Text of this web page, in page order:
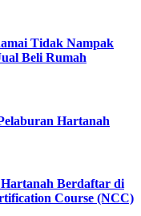
Tidak Nampak
Beli Rumah
Hartanah
Berdaftar di
Course (NCC)